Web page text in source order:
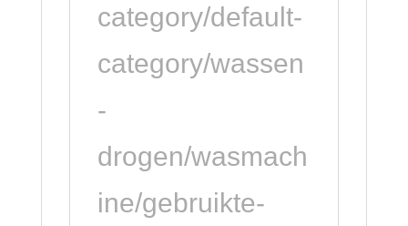
category/default-
category/wassen
-
drogen/wasmach
ine/gebruikte-